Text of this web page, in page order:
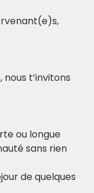
t’invitons
ou longue
sans rien
de quelques